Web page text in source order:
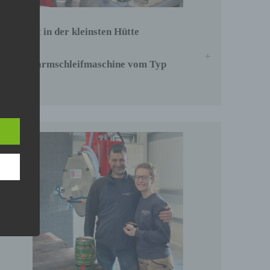
Platz ist in der kleinsten Hütte
Gelenkarmschleifmaschine vom Typ